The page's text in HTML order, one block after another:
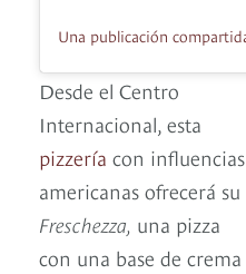
Desde el Centro
Internacional, esta
pizzería con influencias
americanas ofrecerá su
Freschezza, una pizza
con una base de crema